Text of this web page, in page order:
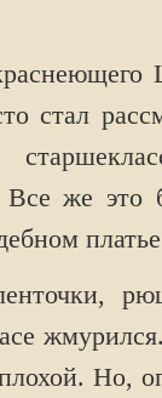
стал
Все же
жмурился.
Но,